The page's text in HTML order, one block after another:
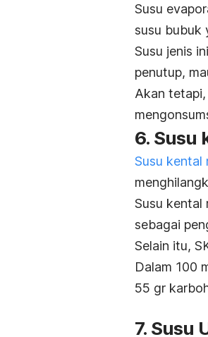
Susu
susu bubuk
Susu jenis
penutup,
Akan
6. Susu
Susu kental
Susu kental
sebagai
Selain itu,
Dalam 100
55 gr
7. Susu